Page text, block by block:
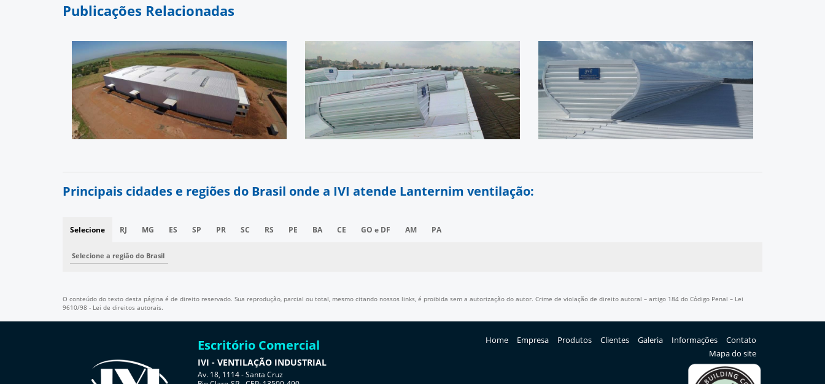
Publicações Relacionadas
Principais cidades e regiões do Brasil onde a IVI atende Lanternim ventilação:
Selecione RJ MG ES SP PR SC RS PE BA CE GO e DF AM PA
Selecione a região do Brasil
O conteúdo do texto desta página é de direito reservado. Sua reprodução, parcial ou total, mesmo citando nossos links, é proibida sem a autorização do autor. Crime de violação de direito autoral – artigo 184 do Código Penal – Lei
9610/98 - Lei de direitos autorais.
Escritório Comercial
IVI - VENTILAÇÃO INDUSTRIAL
Av. 18, 1114 - Santa Cruz
Home Empresa Produtos Clientes Galeria Informações
Contato
Mapa do site